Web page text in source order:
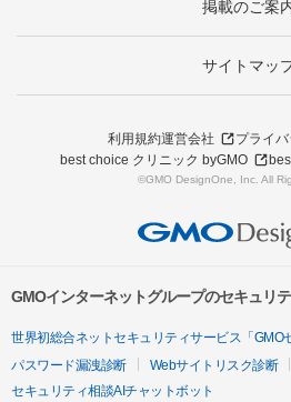
掲載のご案
サイトマッ
利用規約運営会社
プライ
best choice クリニック byGMO
©GMO DesignOne, Inc. All
GMOインターネットグループのセキュリ
世界初総合ネットセキュリティサービス「GMO
パスワード漏洩診断
Webサイトリスク診断
セキュリティ相談AIチャットボット